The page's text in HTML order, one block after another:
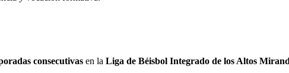
consecutivas en la Liga de Béisbol Integrado de los Altos